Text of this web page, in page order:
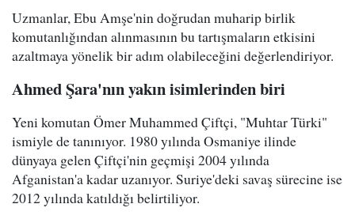
Uzmanlar, Ebu Amşe'nin doğrudan muharip birlik
komutanlığından alınmasının bu tartışmaların etkisini
azaltmaya yönelik bir adım olabileceğini değerlendiriyor.
Ahmed Şara'nın yakın isimlerinden biri
Yeni komutan Ömer Muhammed Çiftçi, "Muhtar Türki"
ismiyle de tanınıyor. 1980 yılında Osmaniye ilinde
dünyaya gelen Çiftçi'nin geçmişi 2004 yılında
Afganistan'a kadar uzanıyor. Suriye'deki savaş sürecine ise
2012 yılında katıldığı belirtiliyor.